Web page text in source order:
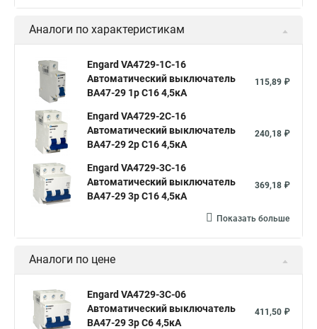
Аналоги по характеристикам
Engard VA4729-1C-16
Автоматический выключатель
ВА47-29 1р C16 4,5кА
115,89 ₽
Engard VA4729-2С-16
Автоматический выключатель
ВА47-29 2р C16 4,5кА
240,18 ₽
Engard VA4729-3С-16
Автоматический выключатель
ВА47-29 3р C16 4,5кА
369,18 ₽
Показать больше
Аналоги по цене
Engard VA4729-3С-06
Автоматический выключатель
ВА47-29 3р C6 4,5кА
411,50 ₽